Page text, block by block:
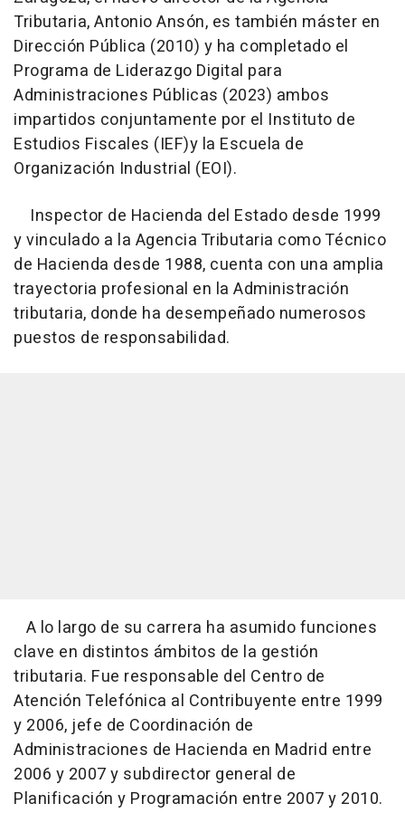
Tributaria, Antonio Ansón, es también máster en
Dirección Pública (2010) y ha completado el
Programa de Liderazgo Digital para
Administraciones Públicas (2023) ambos
impartidos conjuntamente por el Instituto de
Estudios Fiscales (IEF)y la Escuela de
Organización Industrial (EOI).
Inspector de Hacienda del Estado desde 1999
y vinculado a la Agencia Tributaria como Técnico
de Hacienda desde 1988, cuenta con una amplia
trayectoria profesional en la Administración
tributaria, donde ha desempeñado numerosos
puestos de responsabilidad.
A lo largo de su carrera ha asumido funciones
clave en distintos ámbitos de la gestión
tributaria. Fue responsable del Centro de
Atención Telefónica al Contribuyente entre 1999
y 2006, jefe de Coordinación de
Administraciones de Hacienda en Madrid entre
2006 y 2007 y subdirector general de
Planificación y Programación entre 2007 y 2010.